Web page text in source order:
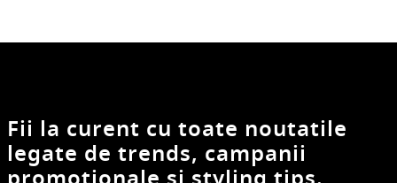
Fii la curent cu toate noutatile
legate de trends, campanii